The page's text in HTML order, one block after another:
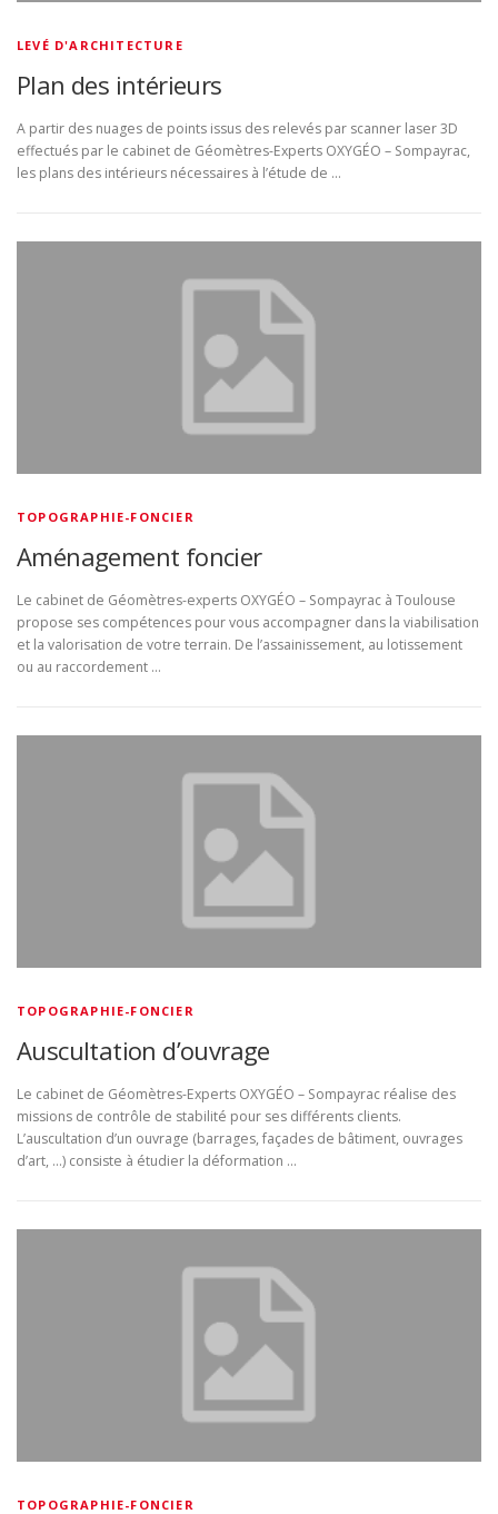
LEVÉ D'ARCHITECTURE
Plan des intérieurs
A partir des nuages de points issus des relevés par scanner laser 3D
effectués par le cabinet de Géomètres-Experts OXYGÉO – Sompayrac,
les plans des intérieurs nécessaires à l’étude de …
TOPOGRAPHIE-FONCIER
Aménagement foncier
Le cabinet de Géomètres-experts OXYGÉO – Sompayrac à Toulouse
propose ses compétences pour vous accompagner dans la viabilisation
et la valorisation de votre terrain. De l’assainissement, au lotissement
ou au raccordement …
TOPOGRAPHIE-FONCIER
Auscultation d’ouvrage
Le cabinet de Géomètres-Experts OXYGÉO – Sompayrac réalise des
missions de contrôle de stabilité pour ses différents clients.
L’auscultation d’un ouvrage (barrages, façades de bâtiment, ouvrages
d’art, …) consiste à étudier la déformation …
TOPOGRAPHIE-FONCIER